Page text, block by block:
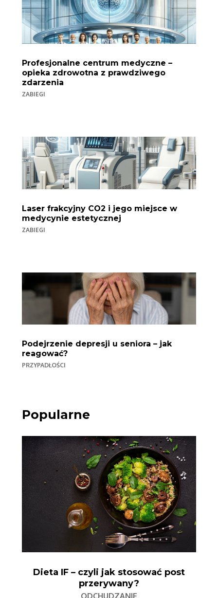
Profesjonalne centrum medyczne –
opieka zdrowotna z prawdziwego
zdarzenia
ZABIEGI
Laser frakcyjny CO2 i jego miejsce w
medycynie estetycznej
ZABIEGI
Podejrzenie depresji u seniora – jak
reagować?
PRZYPADŁOŚCI
Popularne
Dieta IF – czyli jak stosować post
przerywany?